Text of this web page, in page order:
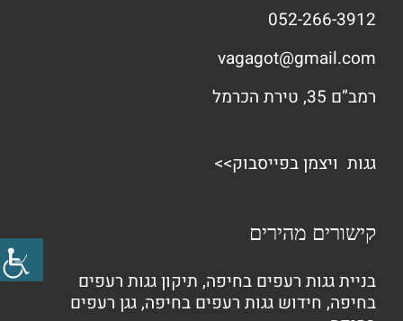
052-266-3912
vagagot@gmail.com
רמב”ם 35, טירת הכרמל
גגות ויצמן בפייסבוק>>
קישורים מהירים
בניית גגות רעפים בחיפה, תיקון גגות רעפים
בחיפה, חידוש גגות רעפים בחיפה,גגן רעפים